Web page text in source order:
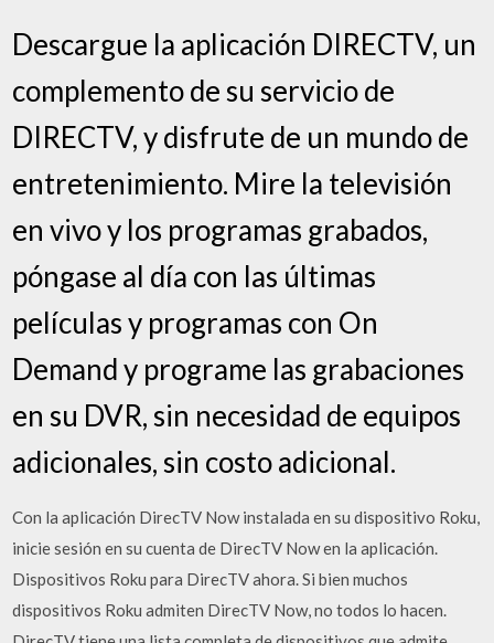
Descargue la aplicación DIRECTV, un
complemento de su servicio de
DIRECTV, y disfrute de un mundo de
entretenimiento. Mire la televisión
en vivo y los programas grabados,
póngase al día con las últimas
películas y programas con On
Demand y programe las grabaciones
en su DVR, sin necesidad de equipos
adicionales, sin costo adicional.
Con la aplicación DirecTV Now instalada en su dispositivo Roku,
inicie sesión en su cuenta de DirecTV Now en la aplicación.
Dispositivos Roku para DirecTV ahora. Si bien muchos
dispositivos Roku admiten DirecTV Now, no todos lo hacen.